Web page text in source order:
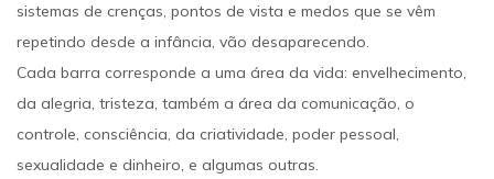
sistemas de crenças, pontos de vista e medos que se vêm
repetindo desde a infância, vão desaparecendo.
Cada barra corresponde a uma área da vida: envelhecimento,
da alegria, tristeza, também a área da comunicação, o
controle, consciência, da criatividade, poder pessoal,
sexualidade e dinheiro, e algumas outras.